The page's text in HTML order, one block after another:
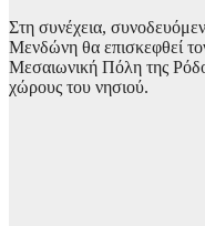
Στη συνέχεια,
Μενδώνη θα επισκεφθεί
Μεσαιωνική Πόλη της
χώρους του νησιού.